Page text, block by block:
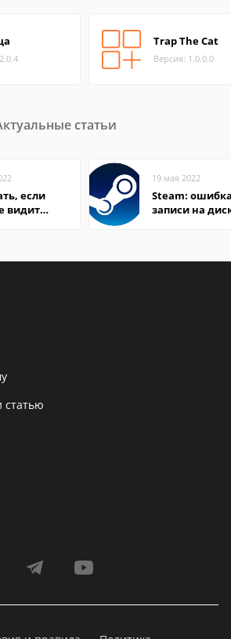
Trap The Cat
Версия: 1.0.0.0
статьи
если
видит
19 мая 2022
Steam:
записи на
статью